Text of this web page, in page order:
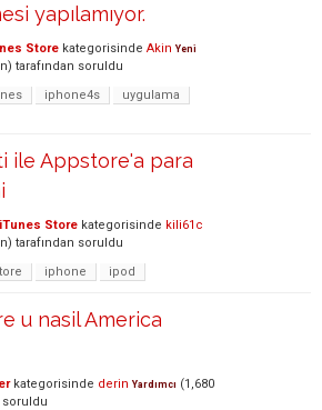
yapılamıyor.
Store kategorisinde Akin Yeni
tarafından soruldu
iphone4s
uygulama
ile Appstore'a para
iTunes Store kategorisinde kili61c
tarafından soruldu
iphone ipod
u nasil America
kategorisinde derin Yardımcı (1,680
soruldu